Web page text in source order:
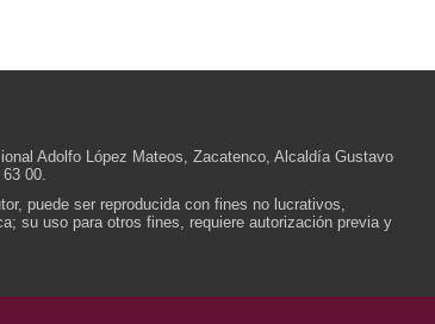
Adolfo López Mateos, Zacatenco, Alcaldía Gustavo
00.
puede ser reproducida con fines no lucrativos,
su uso para otros fines, requiere autorización previa y